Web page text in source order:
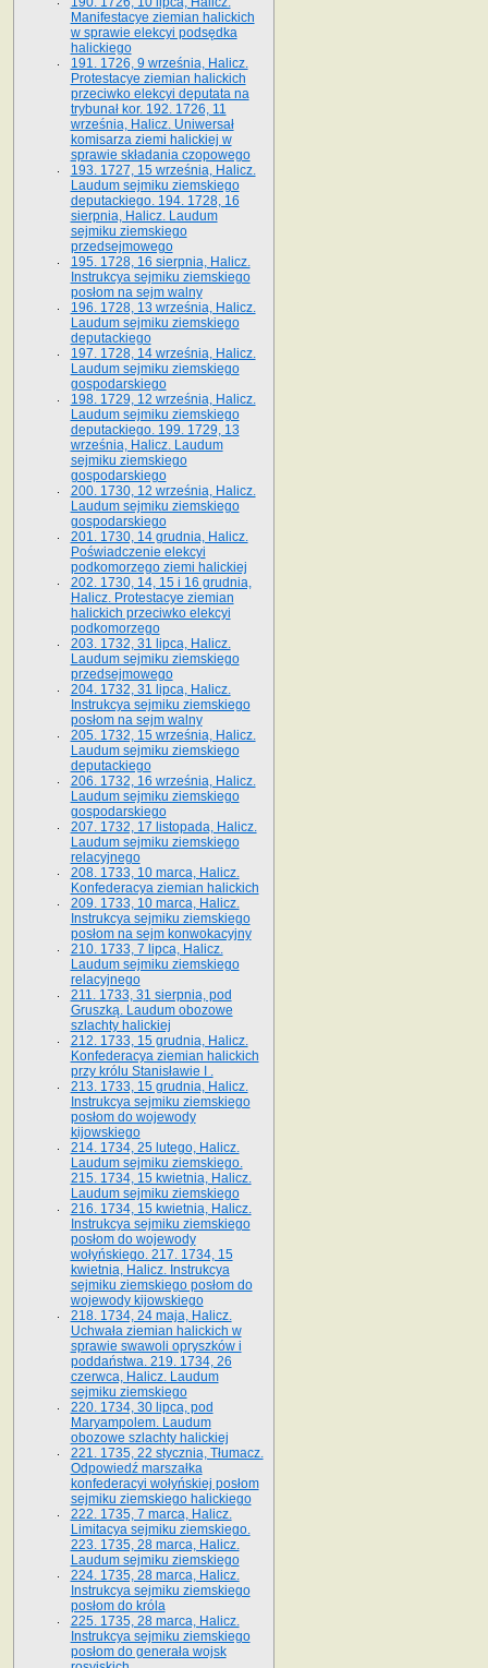
Manifestacye ziemian halickich
w sprawie elekcyi podsędka
halickiego
191. 1726, 9 września, Halicz.
Protestacye ziemian halickich
przeciwko elekcyi deputata na
trybunał kor. 192. 1726, 11
września, Halicz. Uniwersał
komisarza ziemi halickiej w
sprawie składania czopowego
193. 1727, 15 września, Halicz.
Laudum sejmiku ziemskiego
deputackiego. 194. 1728, 16
sierpnia, Halicz. Laudum
sejmiku ziemskiego
przedsejmowego
195. 1728, 16 sierpnia, Halicz.
Instrukcya sejmiku ziemskiego
posłom na sejm walny
196. 1728, 13 września, Halicz.
Laudum sejmiku ziemskiego
deputackiego
197. 1728, 14 września, Halicz.
Laudum sejmiku ziemskiego
gospodarskiego
198. 1729, 12 września, Halicz.
Laudum sejmiku ziemskiego
deputackiego. 199. 1729, 13
września, Halicz. Laudum
sejmiku ziemskiego
gospodarskiego
200. 1730, 12 września, Halicz.
Laudum sejmiku ziemskiego
gospodarskiego
201. 1730, 14 grudnia, Halicz.
Poświadczenie elekcyi
podkomorzego ziemi halickiej
202. 1730, 14, 15 i 16 grudnia,
Halicz. Protestacye ziemian
halickich przeciwko elekcyi
podkomorzego
203. 1732, 31 lipca, Halicz.
Laudum sejmiku ziemskiego
przedsejmowego
204. 1732, 31 lipca, Halicz.
Instrukcya sejmiku ziemskiego
posłom na sejm walny
205. 1732, 15 września, Halicz.
Laudum sejmiku ziemskiego
deputackiego
206. 1732, 16 września, Halicz.
Laudum sejmiku ziemskiego
gospodarskiego
207. 1732, 17 listopada, Halicz.
Laudum sejmiku ziemskiego
relacyjnego
208. 1733, 10 marca, Halicz.
Konfederacya ziemian halickich­
209. 1733, 10 marca, Halicz.
Instrukcya sejmiku ziemskiego
posłom na sejm konwokacyjny
210. 1733, 7 lipca, Halicz.
Laudum sejmiku ziemskiego
relacyjnego
211. 1733, 31 sierpnia, pod
Gruszką. Laudum obozowe
szlachty halickiej
212. 1733, 15 grudnia, Halicz.
Konfederacya ziemian halickich
przy królu Stanisławie I .
213. 1733, 15 grudnia, Halicz.
Instrukcya sejmiku ziemskiego
posłom do wojewody
kijowskiego
214. 1734, 25 lutego, Halicz.
Laudum sejmiku ziemskiego.
215. 1734, 15 kwietnia, Halicz.
Laudum sejmiku ziemskiego
216. 1734, 15 kwietnia, Halicz.
Instrukcya sejmiku ziemskiego
posłom do wojewody
wołyńskiego. 217. 1734, 15
kwietnia, Halicz. Instrukcya
sejmiku ziemskiego posłom do
wojewody kijowskiego
218. 1734, 24 maja, Halicz.
Uchwała ziemian halickich w
sprawie swawoli opryszków i
poddaństwa. 219. 1734, 26
czerwca, Halicz. Laudum
sejmiku ziemskiego
220. 1734, 30 lipca, pod
Maryampolem. Laudum
obozowe szlachty halickiej
221. 1735, 22 stycznia, Tłumacz.
Odpowiedź marszałka
konfederacyi wołyńskiej posłom
sejmiku ziemskiego halickiego
222. 1735, 7 marca, Halicz.
Limitacya sejmiku ziemskiego.
223. 1735, 28 marca, Halicz.
Laudum sejmiku ziemskiego
224. 1735, 28 marca, Halicz.
Instrukcya sejmiku ziemskiego
posłom do króla
225. 1735, 28 marca, Halicz.
Instrukcya sejmiku ziemskiego
posłom do generała wojsk